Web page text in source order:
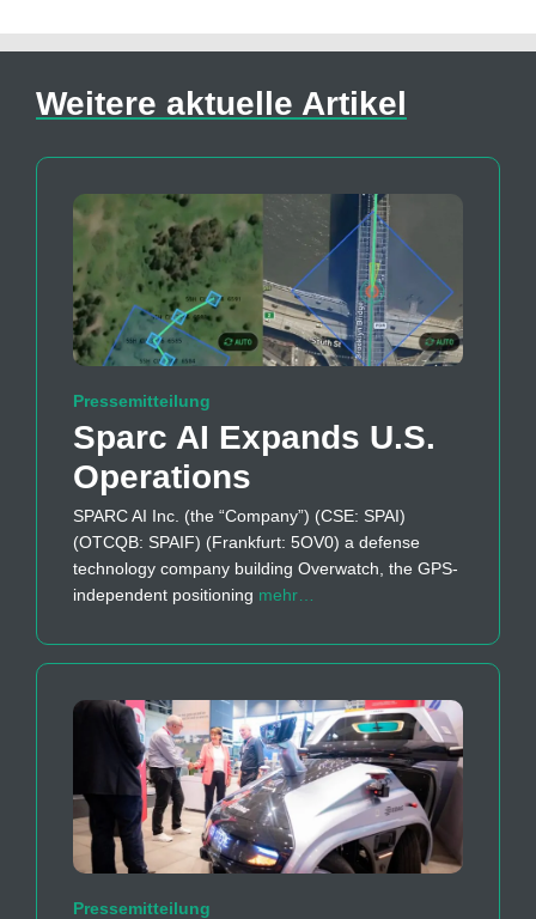
Weitere aktuelle Artikel
Pressemitteilung
Sparc AI Expands U.S.
Operations
SPARC AI Inc. (the “Company”) (CSE: SPAI)
(OTCQB: SPAIF) (Frankfurt: 5OV0) a defense
technology company building Overwatch, the GPS-
independent positioning mehr…
Pressemitteilung